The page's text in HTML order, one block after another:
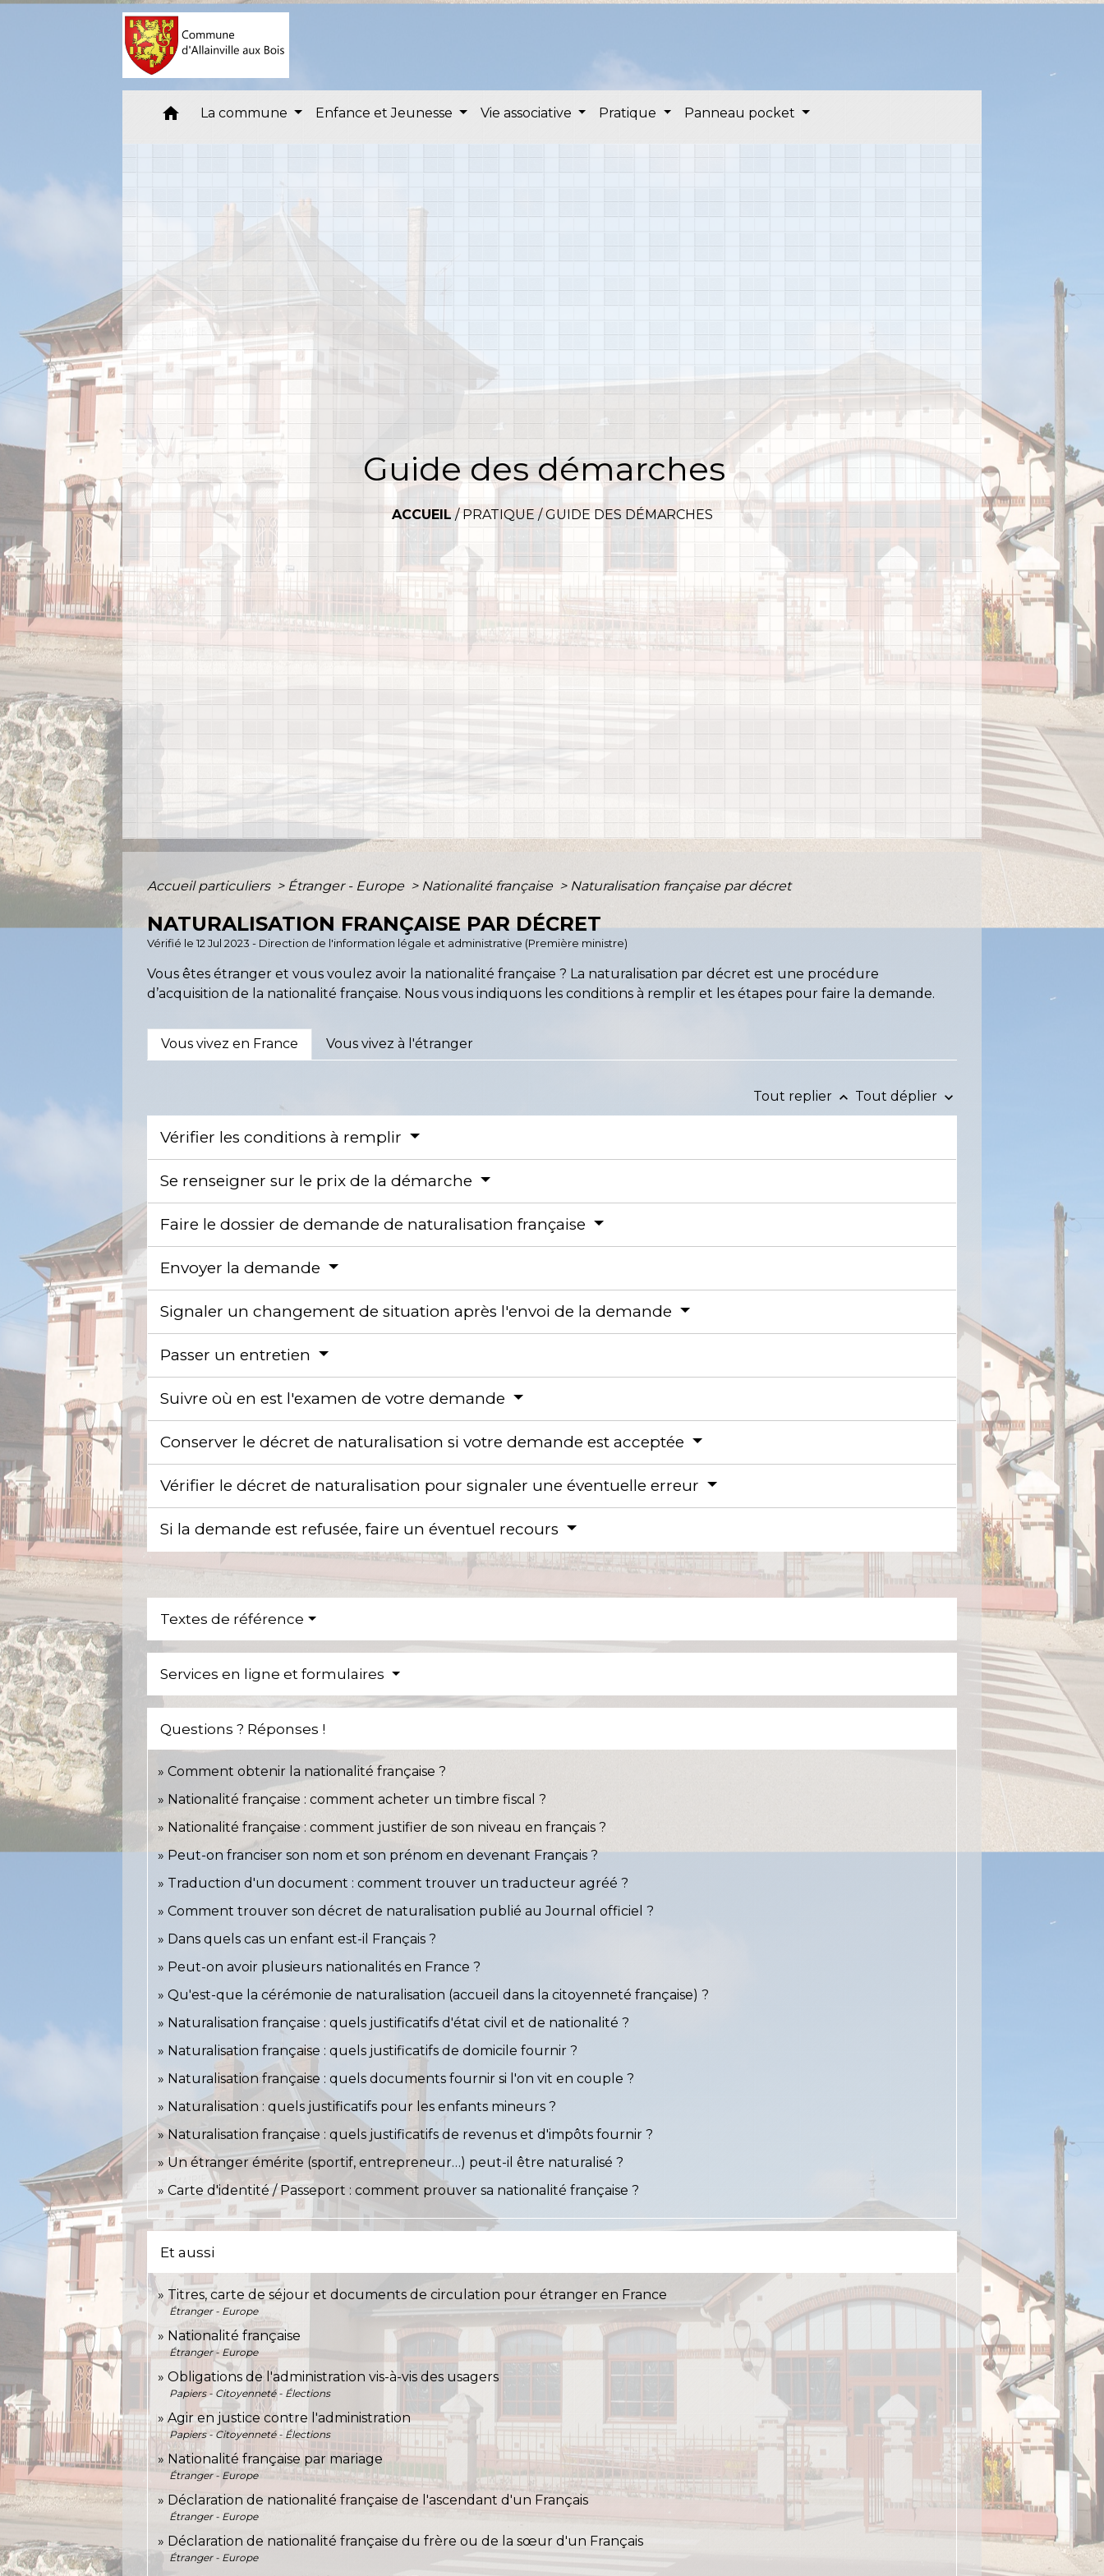
home La commune Enfance et Jeunesse Vie associative Pratique Panneau pocket
Guide des démarches
ACCUEIL/PRATIQUE/GUIDE DES DÉMARCHES
Accueil particuliers > Étranger - Europe > Nationalité française > Naturalisation française par décret
NATURALISATION FRANÇAISE PAR DÉCRET
Vérifié le 12 Jul 2023 - Direction de l'information légale et administrative (Première ministre)
Vous êtes étranger et vous voulez avoir la nationalité française ? La naturalisation par décret est une procédure
d’acquisition de la nationalité française. Nous vous indiquons les conditions à remplir et les étapes pour faire la demande.
Vous vivez en France Vous vivez à l'étranger
Tout replier keyboard_arrow_up Tout déplier keyboard_arrow_down
Vérifier les conditions à remplir
Se renseigner sur le prix de la démarche
Faire le dossier de demande de naturalisation française
Envoyer la demande
Signaler un changement de situation après l'envoi de la demande
Passer un entretien
Suivre où en est l'examen de votre demande
Conserver le décret de naturalisation si votre demande est acceptée
Vérifier le décret de naturalisation pour signaler une éventuelle erreur
Si la demande est refusée, faire un éventuel recours
Textes de référence
Services en ligne et formulaires
Questions ? Réponses !
Comment obtenir la nationalité française ?
Nationalité française : comment acheter un timbre fiscal ?
Nationalité française : comment justifier de son niveau en français ?
Peut-on franciser son nom et son prénom en devenant Français ?
Traduction d'un document : comment trouver un traducteur agréé ?
Comment trouver son décret de naturalisation publié au Journal officiel ?
Dans quels cas un enfant est-il Français ?
Peut-on avoir plusieurs nationalités en France ?
Qu'est-que la cérémonie de naturalisation (accueil dans la citoyenneté française) ?
Naturalisation française : quels justificatifs d'état civil et de nationalité ?
Naturalisation française : quels justificatifs de domicile fournir ?
Naturalisation française : quels documents fournir si l'on vit en couple ?
Naturalisation : quels justificatifs pour les enfants mineurs ?
Naturalisation française : quels justificatifs de revenus et d'impôts fournir ?
Un étranger émérite (sportif, entrepreneur…) peut-il être naturalisé ?
Carte d'identité / Passeport : comment prouver sa nationalité française ?
Et aussi
Titres, carte de séjour et documents de circulation pour étranger en France
Étranger - Europe
Nationalité française
Étranger - Europe
Obligations de l'administration vis-à-vis des usagers
Papiers - Citoyenneté - Élections
Agir en justice contre l'administration
Papiers - Citoyenneté - Élections
Nationalité française par mariage
Étranger - Europe
Déclaration de nationalité française de l'ascendant d'un Français
Étranger - Europe
Déclaration de nationalité française du frère ou de la sœur d'un Français
Étranger - Europe